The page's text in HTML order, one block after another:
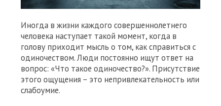
Иногда в жизни каждого совершеннолетнего
человека наступает такой момент, когда в
голову приходит мысль о том, как справиться с
одиночеством. Люди постоянно ищут ответ на
вопрос: «Что такое одиночество?». Присутствие
этого ощущения – это непривлекательность или
слабоумие.